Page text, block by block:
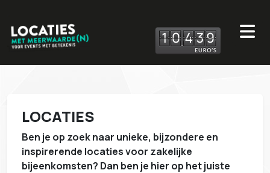
10 439
LOCATIES
Ben je op zoek naar unieke, bijzondere en
inspirerende locaties voor zakelijke
bijeenkomsten? Dan ben je hier op het juiste